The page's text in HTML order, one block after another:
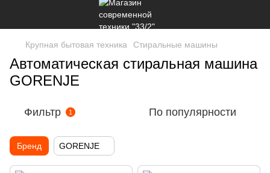
Крупная бытовая техника Стиральные машины
Автоматическая стиральная машина
GORENJE
Фильтр 1 По популярности
Бренд GORENJE